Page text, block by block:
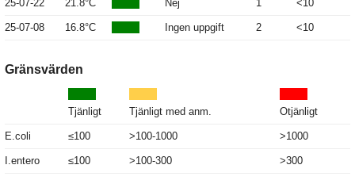
25-07-22 21.8°C Nej 1 <10
25-07-08 16.8°C Ingen uppgift 2 <10
Gränsvärden
Tjänligt Tjänligt med anm. Otjänligt
E.coli ≤100 >100-1000 >1000
I.entero ≤100 >100-300 >300